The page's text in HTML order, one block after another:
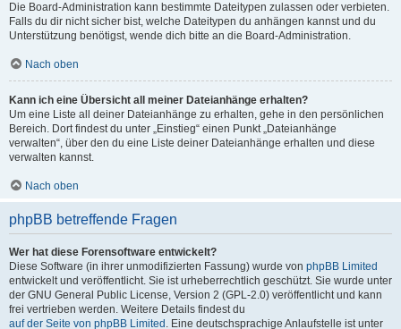
Die Board-Administration kann bestimmte Dateitypen zulassen oder verbieten.
Falls du dir nicht sicher bist, welche Dateitypen du anhängen kannst und du
Unterstützung benötigst, wende dich bitte an die Board-Administration.
Nach oben
Kann ich eine Übersicht all meiner Dateianhänge erhalten?
Um eine Liste all deiner Dateianhänge zu erhalten, gehe in den persönlichen
Bereich. Dort findest du unter „Einstieg“ einen Punkt „Dateianhänge
verwalten“, über den du eine Liste deiner Dateianhänge erhalten und diese
verwalten kannst.
Nach oben
phpBB betreffende Fragen
Wer hat diese Forensoftware entwickelt?
Diese Software (in ihrer unmodifizierten Fassung) wurde von phpBB Limited
entwickelt und veröffentlicht. Sie ist urheberrechtlich geschützt. Sie wurde unter
der GNU General Public License, Version 2 (GPL-2.0) veröffentlicht und kann
frei vertrieben werden. Weitere Details findest du
auf der Seite von phpBB Limited . Eine deutschsprachige Anlaufstelle ist unter